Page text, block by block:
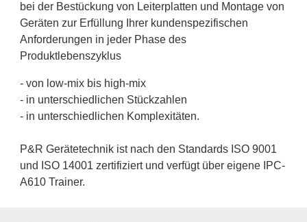
bei der Bestückung von Leiterplatten und Montage von
Geräten zur Erfüllung Ihrer kundenspezifischen
Anforderungen in jeder Phase des
Produktlebenszyklus
- von low-mix bis high-mix
- in unterschiedlichen Stückzahlen
- in unterschiedlichen Komplexitäten.
P&R Gerätetechnik ist nach den Standards ISO 9001
und ISO 14001 zertifiziert und verfügt über eigene IPC-
A610 Trainer.